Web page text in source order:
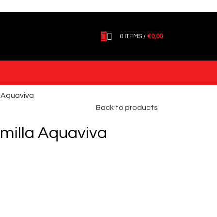
0 ITEMS / €0,00
Back to products
Aquaviva